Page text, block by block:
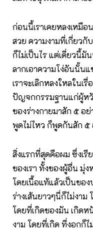
ก่อนนี้เราเคยหลงเหมือ
สวย ความงามที่เกี่ยวกั
ก็ไม่เป็นไร แต่เดี่ยวนี้มั
ลากเอาความโง่อันนั้น
เราจะเลิกหลงใหลในเ
ปัญจกกรรมฐานแก่ผู้ห
ของร่างกายมาสัก ๕ อ
พูดไม่ไหว ก็พูดกันสัก ๕
สิ่งแรกที่สุดคือผม ซึ่งเรี
ของเรา ทั้งของผู้อื่น มุ่
โดยเนื้อแท้แล้วเป็นขอ
ร่างเส้นยาวๆนี่ก็ไม่งาม
โดยที่เกิดของมัน เกิดห
งาม โดยที่เกิด ที่งอกก็